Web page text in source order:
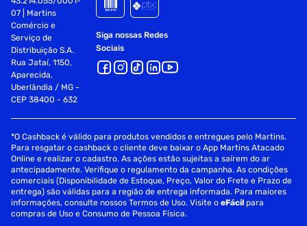
Webcam Voltado para o usuário: 720p
uímica da bateria Polímero de íon-lítio (LiPo)
Capacidade Não removível: 49,9 Wh
Teclado Teclado de notebook de 78 teclas com luz de fundo
Dispositivo apontador Force Touch Trackpad Itens
Inclusos:
01 MacBook Air i5 8GB RAM 512GB SSD de 13,3" com tela
Retina MVH52 - Gold
07 | Martins
Comércio e
Serviço de
Distribuição S.A.
Rua Jataí, 1150,
Aparecida,
Uberlândia / MG -
CEP 38400 - 632
Siga nossas Redes
Sociais
*O Cashback é válido para produtos vendidos e entregues pelo Martins.
Para resgatar o cashback o cliente deve baixar o App Martins Atacado
Online e realizar o cadastro. As ações estão sujeitas a saírem do ar
antecipadamente. Verifique o regulamento da campanha. As condições
comerciais (Disponibilidade de Estoque, Preço, Valor do Frete e Prazo de
entrega) são válidas para a região de entrega informada. Para maiores
informações, consulte nossos Termos de Uso. Visite oeFácil para
compras de Uso e Consumo de Pessoa Física.